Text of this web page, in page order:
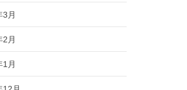
3月
2月
1月